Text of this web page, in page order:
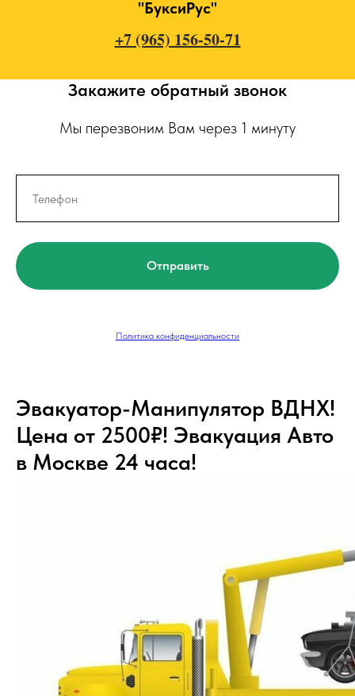
"БуксиРус"
+7 (965) 156-50-71
Закажите обратный звонок
Мы перезвоним Вам через 1 минуту
Отправить
Политика конфиденциальности
Эвакуатор-Манипулятор ВДНХ!
Цена от 2500₽! Эвакуация Авто
в Москве 24 часа!